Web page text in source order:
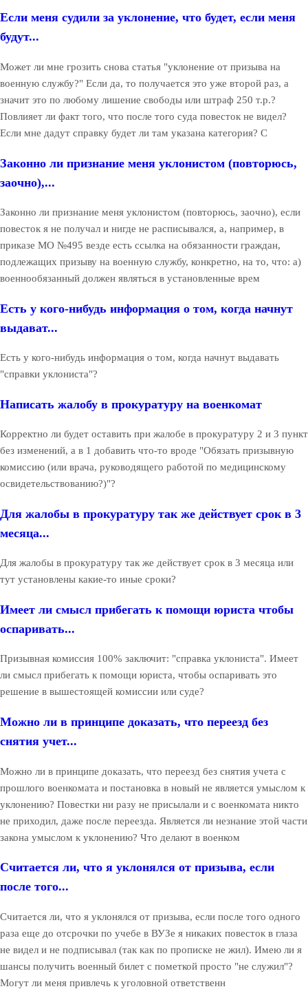
Если меня судили за уклонение, что будет, если меня
будут...
Может ли мне грозить снова статья "уклонение от призыва на
военную службу?" Если да, то получается это уже второй раз, а
значит это по любому лишение свободы или штраф 250 т.р.?
Повлияет ли факт того, что после того суда повесток не видел?
Если мне дадут справку будет ли там указана категория? С
Законно ли признание меня уклонистом (повторюсь,
заочно),...
Законно ли признание меня уклонистом (повторюсь, заочно), если
повесток я не получал и нигде не расписывался, а, например, в
приказе МО №495 везде есть ссылка на обязанности граждан,
подлежащих призыву на военную службу, конкретно, на то, что: а)
военнообязанный должен являться в установленные врем
Есть у кого-нибудь информация о том, когда начнут
выдават...
Есть у кого-нибудь информация о том, когда начнут выдавать
"справки уклониста"?
Написать жалобу в прокуратуру на военкомат
Корректно ли будет оставить при жалобе в прокуратуру 2 и 3 пункт
без изменений, а в 1 добавить что-то вроде "Обязать призывную
комиссию (или врача, руководящего работой по медицинскому
освидетельствованию?)"?
Для жалобы в прокуратуру так же действует срок в 3
месяца...
Для жалобы в прокуратуру так же действует срок в 3 месяца или
тут установлены какие-то иные сроки?
Имеет ли смысл прибегать к помощи юриста чтобы
оспаривать...
Призывная комиссия 100% заключит: "справка уклониста". Имеет
ли смысл прибегать к помощи юриста, чтобы оспаривать это
решение в вышестоящей комиссии или суде?
Можно ли в принципе доказать, что переезд без
снятия учет...
Можно ли в принципе доказать, что переезд без снятия учета с
прошлого военкомата и постановка в новый не является умыслом к
уклонению? Повестки ни разу не присылали и с военкомата никто
не приходил, даже после переезда. Является ли незнание этой части
закона умыслом к уклонению? Что делают в военком
Считается ли, что я уклонялся от призыва, если
после того...
Считается ли, что я уклонялся от призыва, если после того одного
раза еще до отсрочки по учебе в ВУЗе я никаких повесток в глаза
не видел и не подписывал (так как по прописке не жил). Имею ли я
шансы получить военный билет с пометкой просто "не служил"?
Могут ли меня привлечь к уголовной ответственн